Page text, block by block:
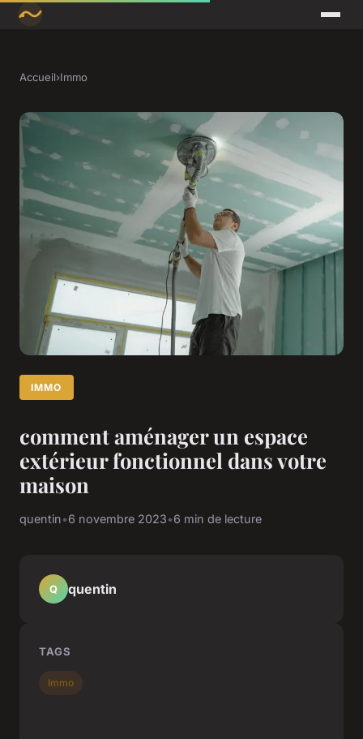
Accueil›Immo
IMMO
comment aménager un espace
extérieur fonctionnel dans votre
maison
quentin•6 novembre 2023•6 min de lecture
Q quentin
TAGS
Immo